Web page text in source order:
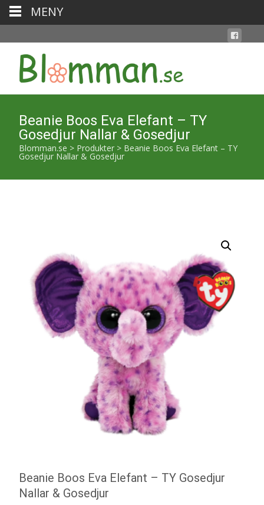
Beanie Boos Eva Elefant – TY
Gosedjur Nallar & Gosedjur
Blomman.se > Produkter > Beanie Boos Eva Elefant – TY
Gosedjur Nallar & Gosedjur
Beanie Boos Eva Elefant – TY Gosedjur
Nallar & Gosedjur
MENY